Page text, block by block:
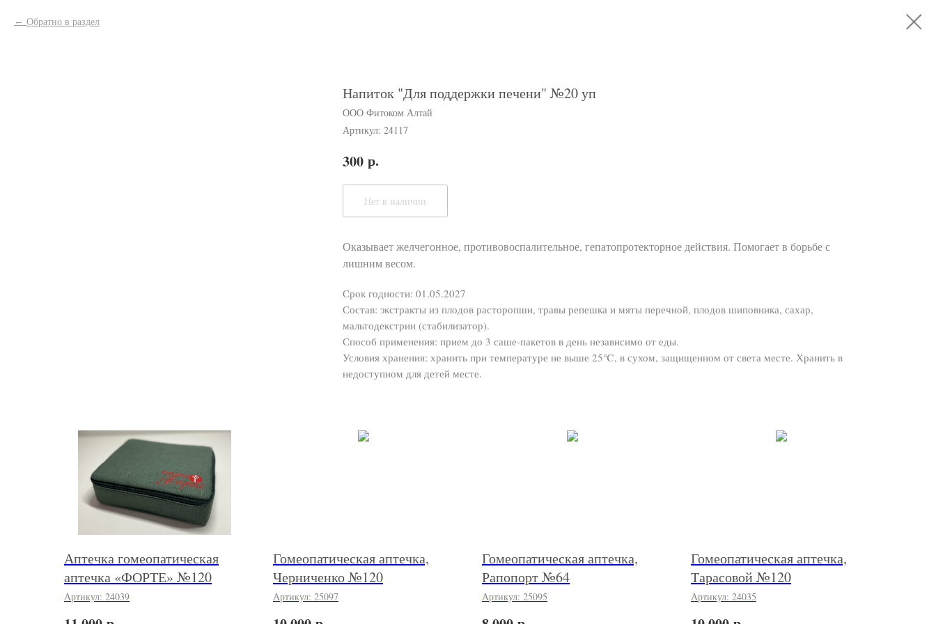
Обратно в раздел
Напиток "Для поддержки печени" №20 уп
ООО Фитоком Алтай
Артикул: 24117
300 р.
Нет в наличии
Оказывает желчегонное, противовоспалительное, гепатопротекторное действия. Помогает в борьбе с
лишним весом.
Срок годности: 01.05.2027
Состав: экстракты из плодов расторопши, травы репешка и мяты перечной, плодов шиповника, сахар,
мальтодекстрин (стабилизатор).
Способ применения: прием до 3 саше-пакетов в день независимо от еды.
Условия хранения: хранить при температуре не выше 25℃, в сухом, защищенном от света месте. Хранить в
недоступном для детей месте.
Аптечка гомеопатическая
аптечка «ФОРТЕ» №120
Артикул: 24039
Гомеопатическая аптечка,
Черниченко №120
Артикул: 25097
Гомеопатическая аптечка,
Рапопорт №64
Артикул: 25095
Гомеопатическая аптечка,
Тарасовой №120
Артикул: 24035